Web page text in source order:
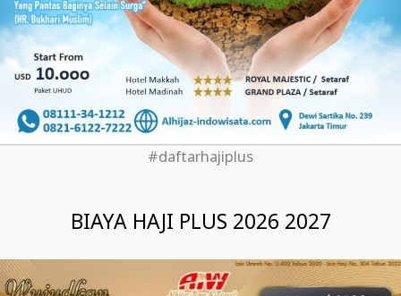
#daftarhajiplus
BIAYA HAJI PLUS 2026 2027